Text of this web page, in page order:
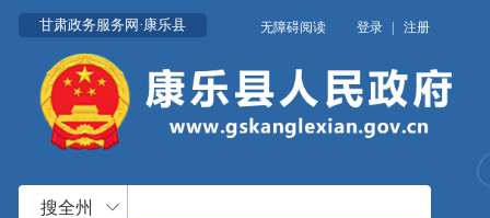
甘肃政务服务网·康乐县 无障碍阅读 登录 | 注册
搜全州